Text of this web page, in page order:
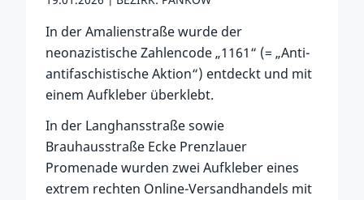
In der Amalienstraße wurde der
neonazistische Zahlencode „1161“ (= „Anti-
antifaschistische Aktion“) entdeckt und mit
einem Aufkleber überklebt.
In der Langhansstraße sowie
Brauhausstraße Ecke Prenzlauer
Promenade wurden zwei Aufkleber eines
extrem rechten Online-Versandhandels mit